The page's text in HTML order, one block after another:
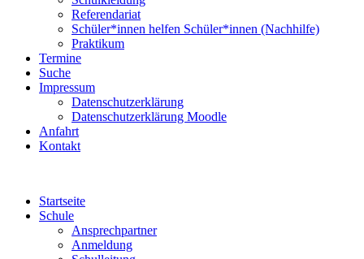
Referendariat
Schüler*innen helfen Schüler*innen (Nachhilfe)
Praktikum
Termine
Suche
Impressum
Datenschutzerklärung
Datenschutzerklärung Moodle
Anfahrt
Kontakt
Startseite
Schule
Ansprechpartner
Anmeldung